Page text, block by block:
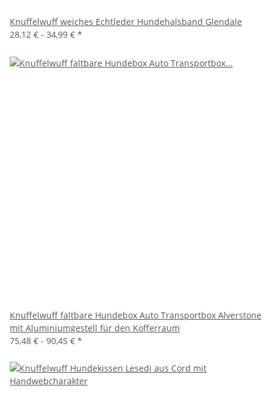
Knuffelwuff weiches Echtleder Hundehalsband Glendale
28,12 € - 34,99 € *
Knuffelwuff faltbare Hundebox Auto Transportbox Alverstone
mit Aluminiumgestell für den Kofferraum
75,48 € - 90,45 € *